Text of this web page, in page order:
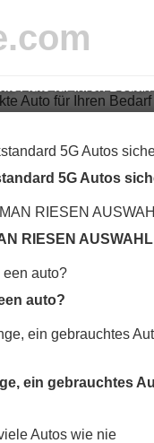
perfekte
finden
5G Autos
RIESEN
auto?
ein gebrauchtes